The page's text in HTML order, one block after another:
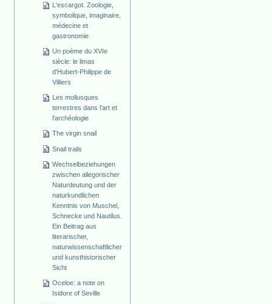
L'escargot. Zoologie,
symbolique, imaginaire,
médecine et
gastronomie
Un poème du XVIe
siècle: le limas
d'Hubert-Philippe de
Villiers
Les mollusques
terrestres dans l'art et
l'archéologie
The virgin snail
Snail trails
Wechselbeziehungen
zwischen allegorischer
Naturdeutung und der
naturkundlichen
Kenntnis von Muschel,
Schnecke und Nautilus.
Ein Beitrag aus
literarischer,
naturwissenschaftlicher
und kunsthistorischer
Sicht
Oceloe: a note on
Isidore of Seville